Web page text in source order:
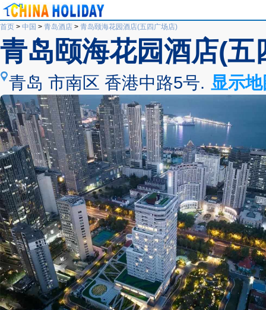
首页 > 中国 > 青岛酒店 > 青岛颐海花园酒店(五四广场店)
青岛颐海花园酒店(五
青岛 市南区 香港中路5号. 显示